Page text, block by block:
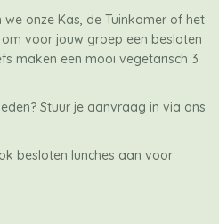
onze Kas, de Tuinkamer of het
voor jouw groep een besloten
maken een mooi vegetarisch 3
Stuur je aanvraag in via ons
besloten lunches aan voor